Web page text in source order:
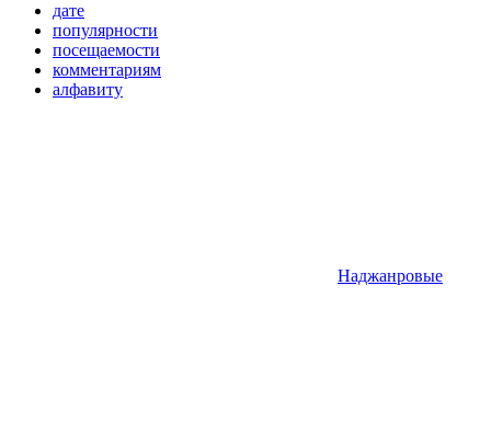
дате
популярности
посещаемости
комментариям
алфавиту
Наджанровые